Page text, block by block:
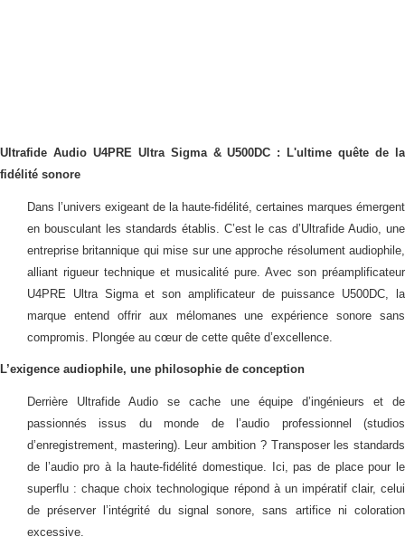
Ultrafide Audio U4PRE Ultra Sigma & U500DC : L'ultime quête de la
fidélité sonore
Dans l’univers exigeant de la haute-fidélité, certaines marques émergent
en bousculant les standards établis. C’est le cas d’Ultrafide Audio, une
entreprise britannique qui mise sur une approche résolument audiophile,
alliant rigueur technique et musicalité pure. Avec son préamplificateur
U4PRE Ultra Sigma et son amplificateur de puissance U500DC, la
marque entend offrir aux mélomanes une expérience sonore sans
compromis. Plongée au cœur de cette quête d’excellence.
L’exigence audiophile, une philosophie de conception
Derrière Ultrafide Audio se cache une équipe d’ingénieurs et de
passionnés issus du monde de l’audio professionnel (studios
d’enregistrement, mastering). Leur ambition ? Transposer les standards
de l’audio pro à la haute-fidélité domestique. Ici, pas de place pour le
superflu : chaque choix technologique répond à un impératif clair, celui
de préserver l’intégrité du signal sonore, sans artifice ni coloration
excessive.